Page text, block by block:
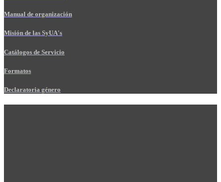
Manual de organización
Misión de las SyUA's
Catálogos de Servicio
Formatos
Declaratoria género